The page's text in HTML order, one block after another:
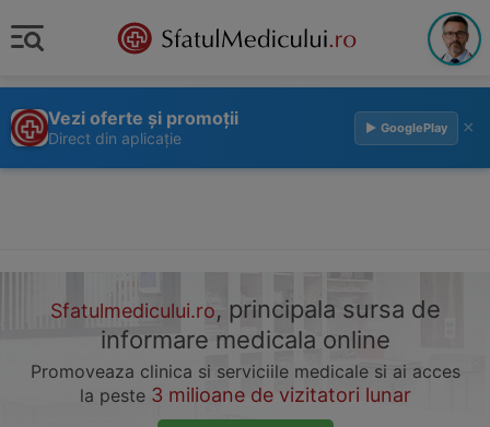
Vezi oferte și promoții
Direct din aplicație
▶ GooglePlay ×
Sfatulmedicului.ro, principala sursa de
informare medicala online
Promoveaza clinica si serviciile medicale si ai acces
la peste 3 milioane de vizitatori lunar